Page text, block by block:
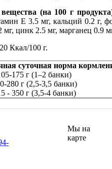
(на 100 г
Е 3.5 мг, кальций 0.2 г,
мг, цинк 2.5 мг, марганец 0.9
20 Ккал/100 г.
суточная норма
175 г (1–2 банки)
280 г (2,5-3,5 банки)
- 350 г (3,5-4 банки)
Мы на
карте